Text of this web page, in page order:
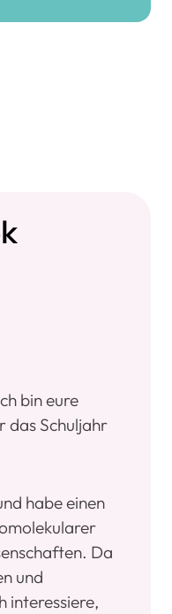
bin eure
das Schuljahr
habe einen
Da
und
interessiere,